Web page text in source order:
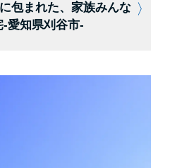
包まれた、家族みんな
愛知県刈谷市-